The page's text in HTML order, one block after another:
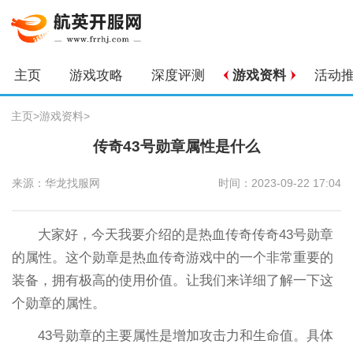
主页 游戏攻略 深度评测 游戏资料 活动
主页>游戏资料>
传奇43号勋章属性是什么
来源：华龙找服网 时间：2023-09-22 17:04
大家好，今天我要介绍的是热血传奇传奇43号勋章
的属性。这个勋章是热血传奇游戏中的一个非常重要的
装备，拥有极高的使用价值。让我们来详细了解一下这
个勋章的属性。
43号勋章的主要属性是增加攻击力和生命值。具体